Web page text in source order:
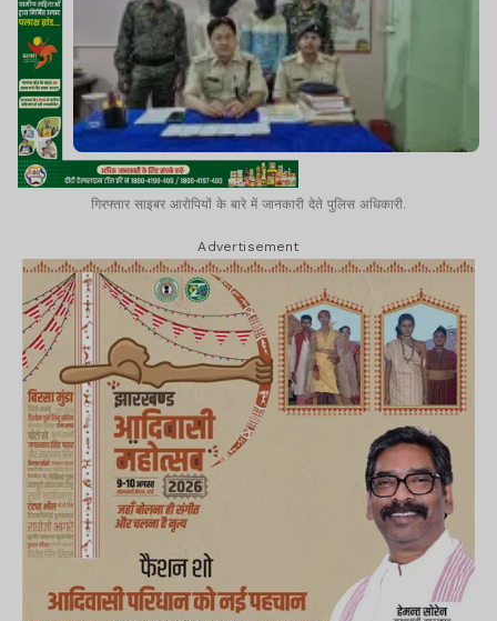
गिरफ्तार साइबर आरोपियों के बारे में जानकारी देते पुलिस अधिकारी.
Advertisement